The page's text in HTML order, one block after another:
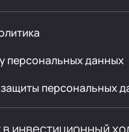
персональных данных
персональных